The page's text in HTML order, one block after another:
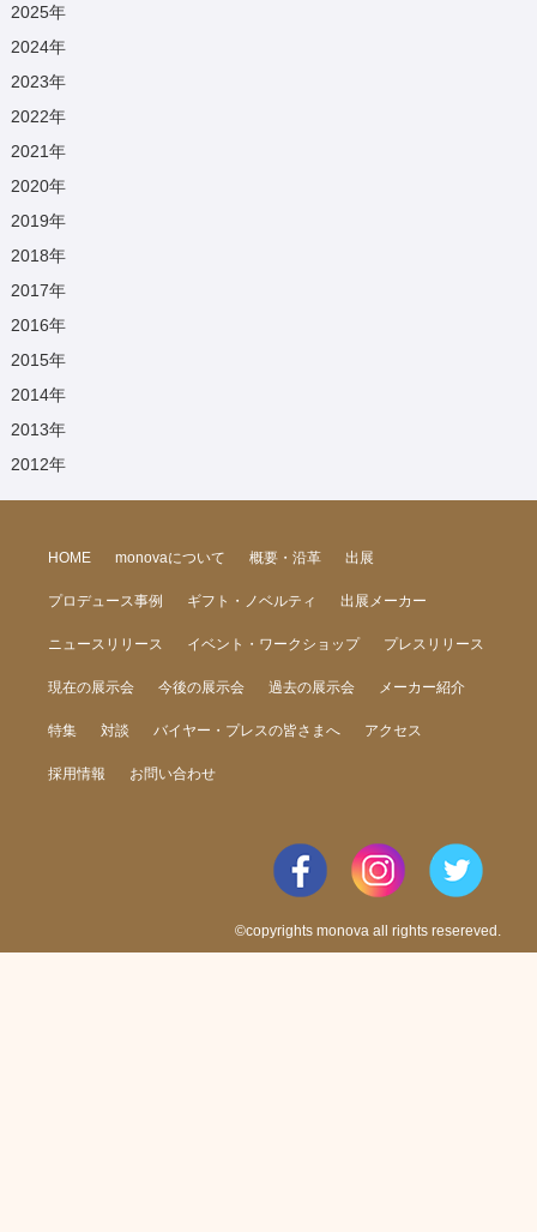
2025年
2024年
2023年
2022年
2021年
2020年
2019年
2018年
2017年
2016年
2015年
2014年
2013年
2012年
HOME monovaについて 概要・沿革 出展
プロデュース事例 ギフト・ノベルティ 出展メーカー
ニュースリリース イベント・ワークショップ プレスリリース
現在の展示会 今後の展示会 過去の展示会 メーカー紹介
特集 対談 バイヤー・プレスの皆さまへ アクセス
採用情報 お問い合わせ
©copyrights monova all rights resereved.